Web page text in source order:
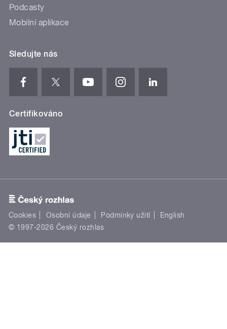
Podcasty
Mobilní aplikace
Sledujte nás
Certifikováno
Cookies Osobní údaje Podmínky užití
English
© 1997-2026 Český rozhlas